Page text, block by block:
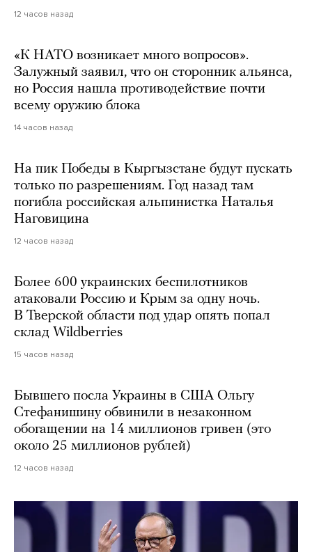
12 часов назад
«К НАТО возникает много вопросов».
Залужный заявил, что он сторонник альянса,
но Россия нашла противодействие почти
всему оружию блока
14 часов назад
На пик Победы в Кыргызстане будут пускать
только по разрешениям. Год назад там
погибла российская альпинистка Наталья
Наговицина
12 часов назад
Более 600 украинских беспилотников
атаковали Россию и Крым за одну ночь.
В Тверской области под удар опять попал
склад Wildberries
15 часов назад
Бывшего посла Украины в США Ольгу
Стефанишину обвинили в незаконном
обогащении на 14 миллионов гривен (это
около 25 миллионов рублей)
12 часов назад